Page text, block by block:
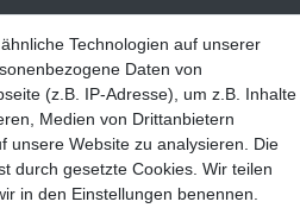
Deutschland
Technologien auf unserer
Daten von
(z.B. IP-Adresse), um z.B. Inhalte
Medien von Drittanbietern
unsere Website zu analysieren. Die
durch gesetzte Cookies. Wir teilen
in den Einstellungen benennen.